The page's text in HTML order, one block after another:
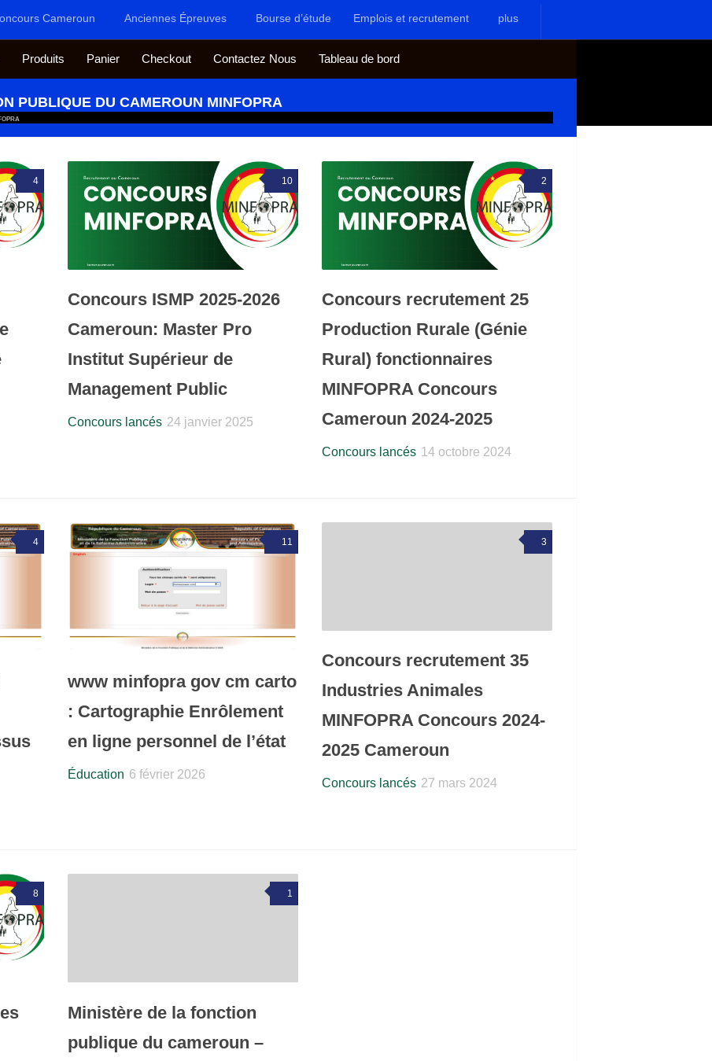
Cameroun Anciennes Épreuves Bourse d’étude Emplois et recrutement plus
Produits Panier Checkout Contactez Nous Tableau de bord
PUBLIQUE DU CAMEROUN MINFOPRA
4 10
Concours ISMP 2025-2026
Cameroun: Master Pro
Institut Supérieur de
Management Public
Concours lancés 24 janvier 2025
2
Concours recrutement 25
Production Rurale (Génie
Rural) fonctionnaires
MINFOPRA Concours
Cameroun 2024-2025
Concours lancés 14 octobre 2024
4 11
www minfopra gov cm carto
: Cartographie Enrôlement
en ligne personnel de l’état
Éducation 6 février 2026
3
Concours recrutement 35
Industries Animales
MINFOPRA Concours 2024-
2025 Cameroun
Concours lancés 27 mars 2024
8 1
Ministère de la fonction
publique du cameroun –